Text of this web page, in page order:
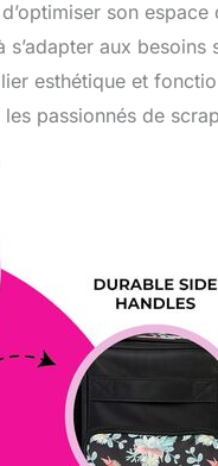
son
aux
esthétique et
passionnés de